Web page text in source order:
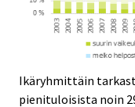
Ikäryhmittäin
pienituloisista noin